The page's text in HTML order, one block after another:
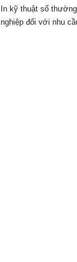
In kỹ thuật số
nghiệp đối với nhu